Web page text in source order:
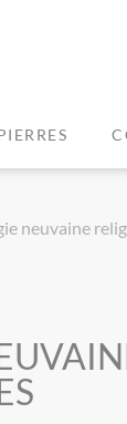
neuvaine